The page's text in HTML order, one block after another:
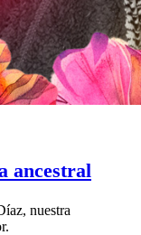
ancestral
nuestra